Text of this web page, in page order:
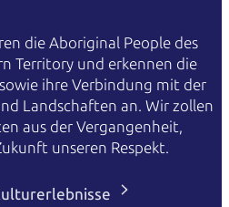
die Aboriginal People des
Territory und erkennen die
ihre Verbindung mit der
Landschaften an. Wir zollen
aus der Vergangenheit,
unseren Respekt.